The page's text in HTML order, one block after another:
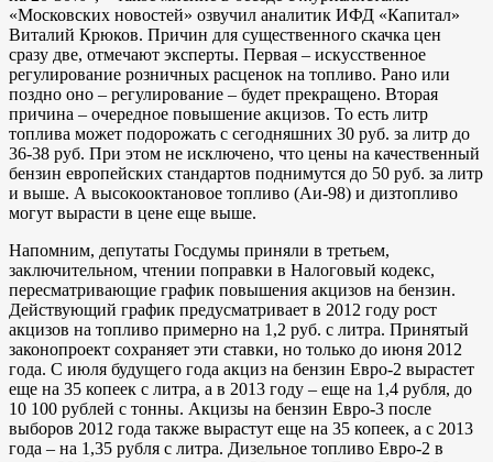
«Московских новостей» озвучил аналитик ИФД «Капитал»
Виталий Крюков. Причин для существенного скачка цен
сразу две, отмечают эксперты. Первая – искусственное
регулирование розничных расценок на топливо. Рано или
поздно оно – регулирование – будет прекращено. Вторая
причина – очередное повышение акцизов. То есть литр
топлива может подорожать с сегодняшних 30 руб. за литр до
36-38 руб. При этом не исключено, что цены на качественный
бензин европейских стандартов поднимутся до 50 руб. за литр
и выше. А высокооктановое топливо (Аи-98) и дизтопливо
могут вырасти в цене еще выше.
Напомним, депутаты Госдумы приняли в третьем,
заключительном, чтении поправки в Налоговый кодекс,
пересматривающие график повышения акцизов на бензин.
Действующий график предусматривает в 2012 году рост
акцизов на топливо примерно на 1,2 руб. с литра. Принятый
законопроект сохраняет эти ставки, но только до июня 2012
года. С июля будущего года акциз на бензин Евро-2 вырастет
еще на 35 копеек с литра, а в 2013 году – еще на 1,4 рубля, до
10 100 рублей с тонны. Акцизы на бензин Евро-3 после
выборов 2012 года также вырастут еще на 35 копеек, а с 2013
года – на 1,35 рубля с литра. Дизельное топливо Евро-2 в